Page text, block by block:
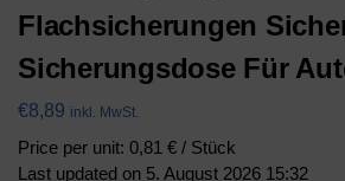
Flachsicherungen
Sicherungsdose Für
€8,89 inkl. MwSt.
Price per unit: 0,81 € / Stück
Last updated on 5. August 2026 15:32